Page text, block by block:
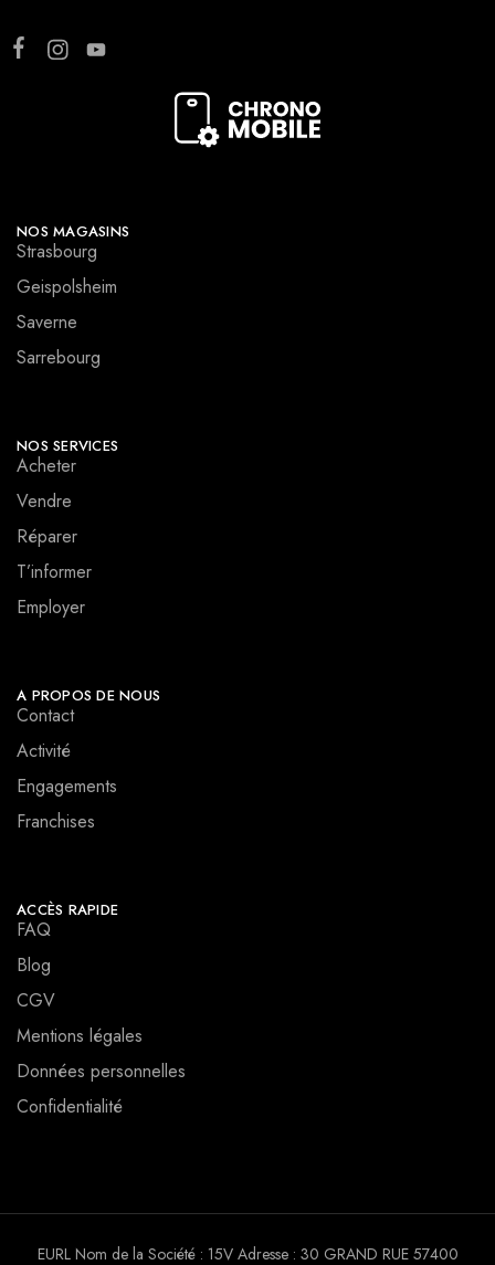
NOS MAGASINS
Strasbourg
Geispolsheim
Saverne
Sarrebourg
NOS SERVICES
Acheter
Vendre
Réparer
T’informer
Employer
A PROPOS DE NOUS
Contact
Activité
Engagements
Franchises
ACCÈS RAPIDE
FAQ
Blog
CGV
Mentions légales
Données personnelles
Confidentialité
EURL Nom de la Société : 15V Adresse : 30 GRAND RUE 57400